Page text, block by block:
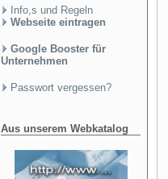
Info,s und Regeln
Webseite eintragen
Google Booster für
Unternehmen
Passwort vergessen?
Aus unserem Webkatalog